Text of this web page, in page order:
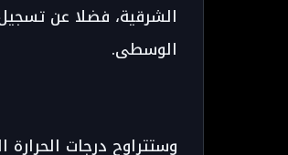
الشرقية، فضلا عن تسجيل
الوسطى.